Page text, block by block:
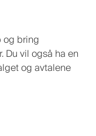
og bring
vil også ha en
og avtalene